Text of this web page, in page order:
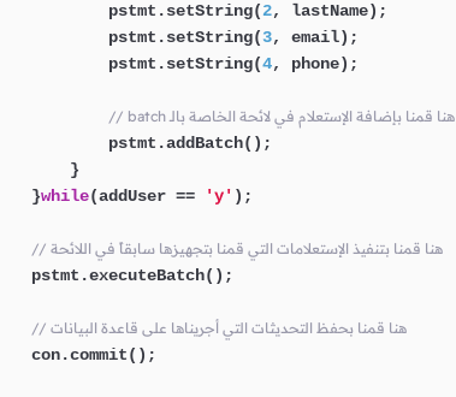
pstmt.setString(
2, lastName);
pstmt.setString(
3, email);
pstmt.setString(
4, phone);
// batch هنا قمنا بإضافة الإستعلام في لائحة الخاصة بالـ
pstmt.addBatch();
}
}
while(addUser == 'y' );
// هنا قمنا بتنفيذ الإستعلامات التي قمنا بتجهيزها سابقاً في اللائحة
pstmt.executeBatch();
// هنا قمنا بحفظ التحديثات التي أجريناها على قاعدة البيانات
con.commit();